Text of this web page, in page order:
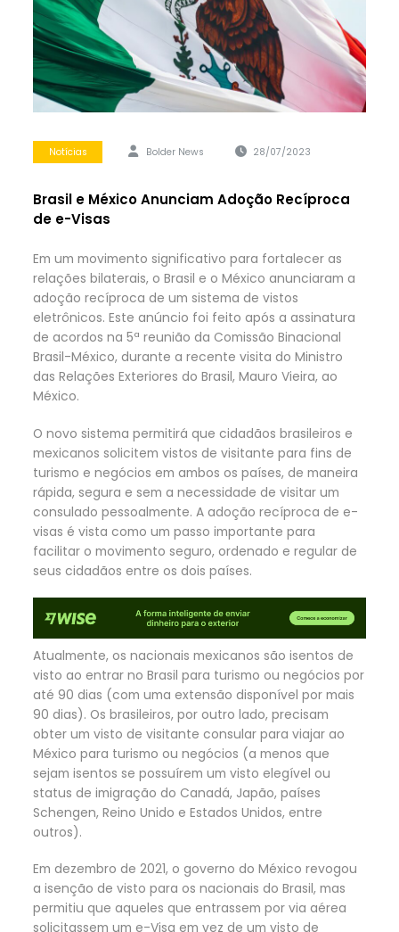
Notícias Bolder News 28/07/2023
Brasil e México Anunciam Adoção Recíproca
de e-Visas
Em um movimento significativo para fortalecer as
relações bilaterais, o Brasil e o México anunciaram a
adoção recíproca de um sistema de vistos
eletrônicos. Este anúncio foi feito após a assinatura
de acordos na 5ª reunião da Comissão Binacional
Brasil-México, durante a recente visita do Ministro
das Relações Exteriores do Brasil, Mauro Vieira, ao
México.
O novo sistema permitirá que cidadãos brasileiros e
mexicanos solicitem vistos de visitante para fins de
turismo e negócios em ambos os países, de maneira
rápida, segura e sem a necessidade de visitar um
consulado pessoalmente. A adoção recíproca de e-
visas é vista como um passo importante para
facilitar o movimento seguro, ordenado e regular de
seus cidadãos entre os dois países.
Atualmente, os nacionais mexicanos são isentos de
visto ao entrar no Brasil para turismo ou negócios por
até 90 dias (com uma extensão disponível por mais
90 dias). Os brasileiros, por outro lado, precisam
obter um visto de visitante consular para viajar ao
México para turismo ou negócios (a menos que
sejam isentos se possuírem um visto elegível ou
status de imigração do Canadá, Japão, países
Schengen, Reino Unido e Estados Unidos, entre
outros).
Em dezembro de 2021, o governo do México revogou
a isenção de visto para os nacionais do Brasil, mas
permitiu que aqueles que entrassem por via aérea
solicitassem um e-Visa em vez de um visto de